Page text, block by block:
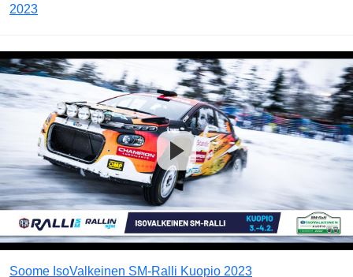
2023
Soome IsoValkeinen SM-Ralli Kuopio 2023